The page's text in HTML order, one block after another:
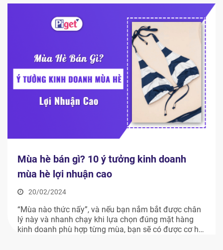
mức giá gốc. Tùy vào mức độ mới, giá trị sản phẩm
Mùa hè bán gì? 10 ý tưởng kinh doanh
mùa hè lợi nhuận cao
20/02/2024
“Mùa nào thức nấy”, và nếu bạn nắm bắt được chân
lý này và nhanh chạy khi lựa chọn đúng mặt hàng
kinh doanh phù hợp từng mùa, bạn sẽ có được cơ hội